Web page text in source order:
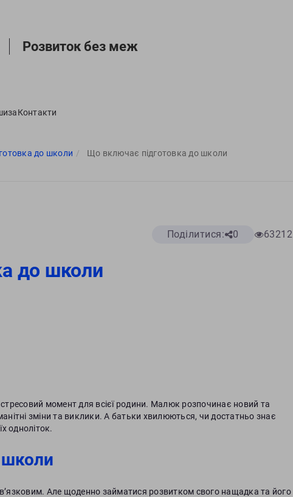
Розвиток без меж
Контакти
до школи Що включає підготовка до школи
Поділитися: 0 63212
до школи
момент для всієї родини. Малюк розпочинає новий та
зміни та виклики. А батьки хвилюються, чи достатньо знає
одноліток.
школи
Але щоденно займатися розвитком свого нащадка та його